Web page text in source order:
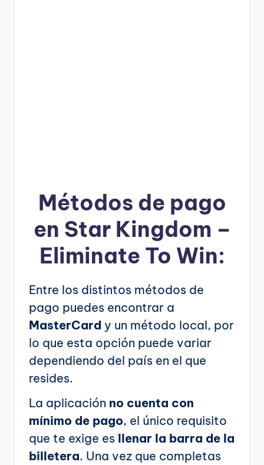
Métodos de pago
en Star Kingdom –
Eliminate To Win:
Entre los distintos métodos de
pago puedes encontrar a
MasterCard y un método local, por
lo que esta opción puede variar
dependiendo del país en el que
resides.
La aplicación no cuenta con
mínimo de pago, el único requisito
que te exige es llenar la barra de la
billetera. Una vez que completas